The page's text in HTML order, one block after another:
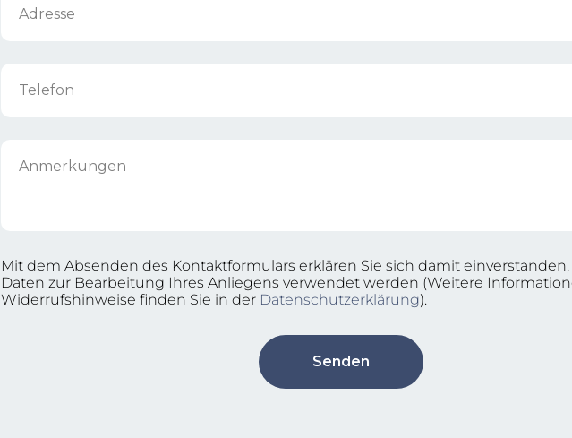
Adresse
Telefon
Anmerkungen
Mit dem Absenden des Kontaktformulars erklären Sie sich damit einverstanden,
Daten zur Bearbeitung Ihres Anliegens verwendet werden (Weitere
Widerrufshinweise finden Sie in der Datenschutzerklärung).
Senden